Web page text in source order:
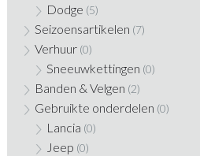
Dodge (5)
Seizoensartikelen (7)
Verhuur (0)
Sneeuwkettingen (0)
Banden & Velgen (2)
Gebruikte onderdelen (0)
Lancia (0)
Jeep (0)